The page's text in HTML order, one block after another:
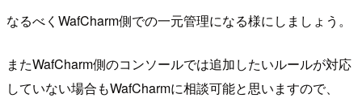
なるべくWafCharm側での一元管理になる様にしましょう。
またWafCharm側のコンソールでは追加したいルールが対応
していない場合もWafCharmに相談可能と思いますので、